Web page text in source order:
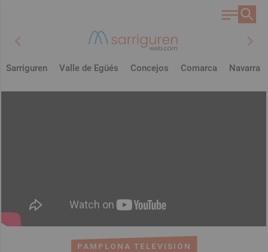
chevron_left chevron_right
Sarriguren Valle de Egüés Concejos Comarca Navarra
PAMPLONA TELEVISIÓN